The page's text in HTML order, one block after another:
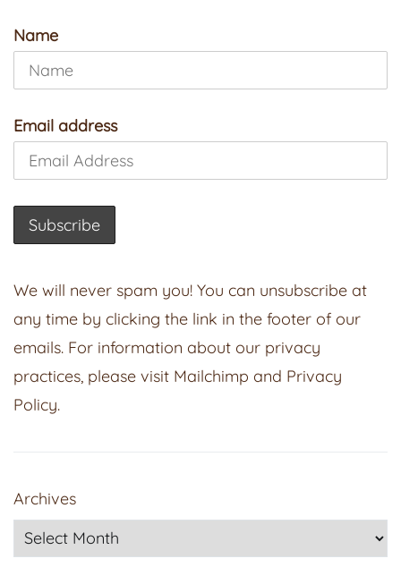
Name
Email address
We will never spam you! You can unsubscribe at
any time by clicking the link in the footer of our
emails. For information about our privacy
practices, please visit Mailchimp and Privacy
Policy.
Archives